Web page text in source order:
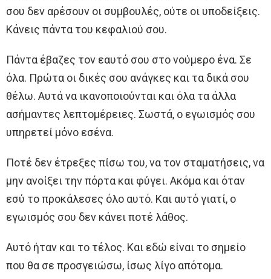
σου δεν αρέσουν οι συμβουλές, ούτε οι υποδείξεις.
Κάνεις πάντα του κεφαλιού σου.
Πάντα έβαζες τον εαυτό σου στο νούμερο ένα. Σε
όλα. Πρώτα οι δικές σου ανάγκες και τα δικά σου
θέλω. Αυτά να ικανοποιούνται και όλα τα άλλα
ασήμαντες λεπτομέρειες. Σωστά, ο εγωισμός σου
υπηρετεί μόνο εσένα.
Ποτέ δεν έτρεξες πίσω του, να τον σταματήσεις, να
μην ανοίξει την πόρτα και φύγει. Ακόμα και όταν
εσύ το προκάλεσες όλο αυτό. Και αυτό γιατί, ο
εγωισμός σου δεν κάνει ποτέ λάθος.
Αυτό ήταν και το τέλος. ​Και εδώ είναι το σημείο
που θα σε προσγειώσω, ίσως λίγο απότομα.